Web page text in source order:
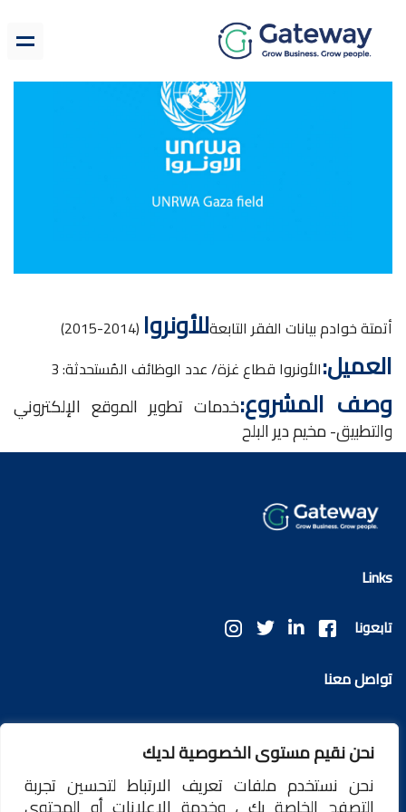
نحن نقيم مستوى الخصوصية لديك
نحن نستخدم ملفات تعريف الارتباط لتحسين تجربة
أتمتة خوادم بيانات الفقر التابعةللأونروا (2014-2015)
العميل:الأونروا قطاع غزة/ عدد الوظائف المُستحدثة: 3
وصف المشروع:خدمات تطوير الموقع الإلكتروني
والتطبيق- مخيم دير البلح
Links
تابعونا
تواصل معنا
info@ggateway.tech
ابقَ على اتصال